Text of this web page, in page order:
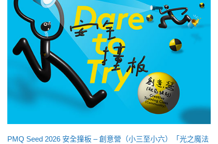
PMQ Seed 2026 安全撞板 – 創意營（小三至小六）「光之魔法